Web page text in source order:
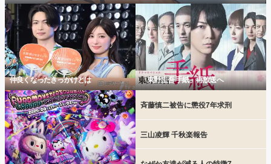
仲良くなったきっかけとは 「東野圭吾 手紙」再放送へ
斉藤慎二被告に懲役7年求刑
三山凌輝 千秋楽報告